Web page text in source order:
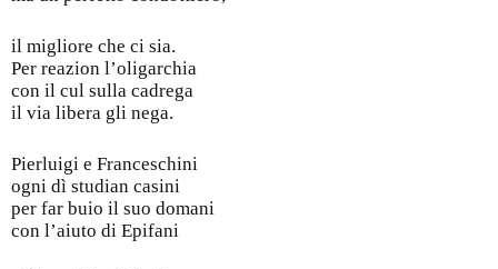
il migliore che ci sia.
Per reazion l’oligarchia
con il cul sulla cadrega
il via libera gli nega.
Pierluigi e Franceschini
ogni dì studian casini
per far buio il suo domani
con l’aiuto di Epifani